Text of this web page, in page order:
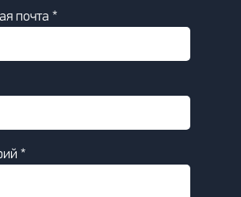
почта *
*